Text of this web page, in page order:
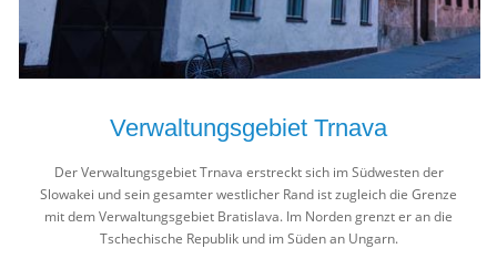
Verwaltungsgebiet Trnava
Der Verwaltungsgebiet Trnava erstreckt sich im Südwesten der
Slowakei und sein gesamter westlicher Rand ist zugleich die Grenze
mit dem Verwaltungsgebiet Bratislava. Im Norden grenzt er an die
Tschechische Republik und im Süden an Ungarn.